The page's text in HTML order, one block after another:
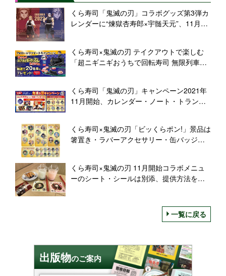
くら寿司「鬼滅の刃」コラボグッズ第3弾カ
レンダーに“煉獄杏寿郎×宇髄天元”、11月19
くら寿司×鬼滅の刃 テイクアウトで楽しむ
「超ニギニギおうちで回転寿司 無限列車
くら寿司「鬼滅の刃」キャンペーン2021年
11月開始、カレンダー・ノート・トランプ
くら寿司×鬼滅の刃「ビッくらポン!」景品は
箸置き・ラバーアクセサリー・缶バッジ計
くら寿司×鬼滅の刃 11月開始コラボメニュ
ーのシート・シールは別添、提供方法を変
一覧に戻る
出版物のご案内